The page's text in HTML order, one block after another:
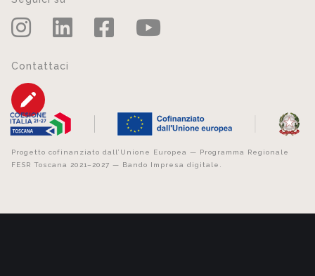
Contattaci
Progetto cofinanziato dall’Unione Europea — Programma Regionale
FESR Toscana 2021–2027 — Bando Impresa digitale.